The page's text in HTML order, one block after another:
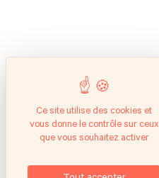
Ce site utilise des cookies et
vous donne le contrôle sur ceux
que vous souhaitez activer